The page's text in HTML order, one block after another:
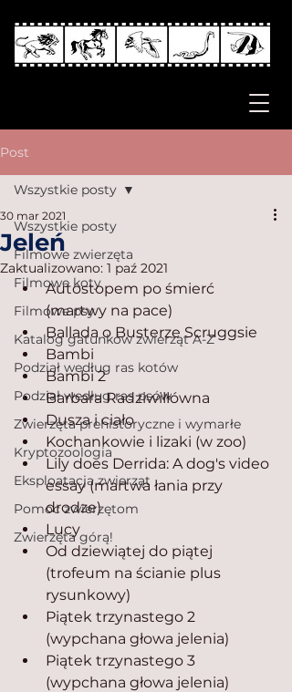
Post
Wszystkie posty
Filmowe zwierzęta
Filmowe koty
Filmowe psy
Katalog gatunków zwierząt A-Z
Podział według ras kotów
Podział według ras psów
Zwierzęta prehistoryczne i wymarłe
Kryptozoologia
Eksploatacja zwierząt
Pomoc zwierzętom
Zwierzęta górą!
Wszystkie posty
Jeleń
30 mar 2021
Zaktualizowano: 1 paź 2021
Autostopem po śmierć
(martwy na pace)
Ballada o Busterze Scruggsie
Bambi
Bambi 2
Barbara Radziwiłłówna
Dusza i ciało
Kochankowie i lizaki (w zoo)
Lily does Derrida: A dog's video
essay (martwa łania przy
drodze)
Lucy
Od dziewiątej do piątej
(trofeum na ścianie plus
rysunkowy)
Piątek trzynastego 2
(wypchana głowa jelenia)
Piątek trzynastego 3
(wypchana głowa jelenia)